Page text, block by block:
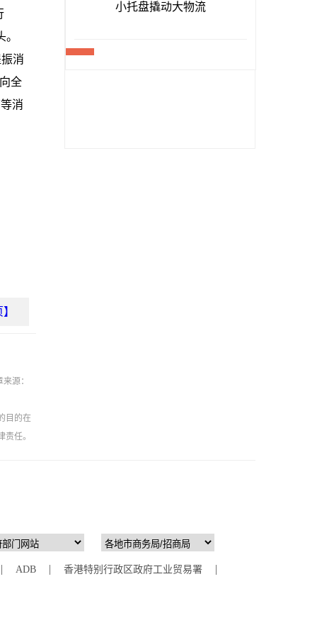
消
全
消
源：
目的在
任。